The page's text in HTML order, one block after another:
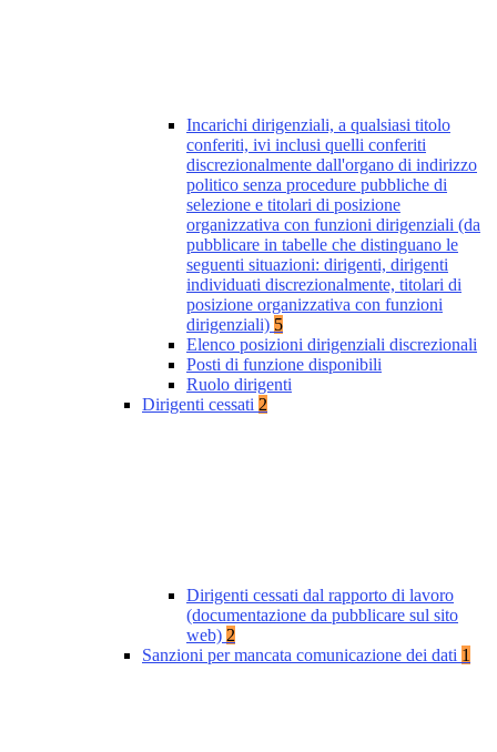
Incarichi dirigenziali, a qualsiasi titolo
conferiti, ivi inclusi quelli conferiti
discrezionalmente dall'organo di indirizzo
politico senza procedure pubbliche di
selezione e titolari di posizione
organizzativa con funzioni dirigenziali (da
pubblicare in tabelle che distinguano le
seguenti situazioni: dirigenti, dirigenti
individuati discrezionalmente, titolari di
posizione organizzativa con funzioni
dirigenziali) 5
Elenco posizioni dirigenziali discrezionali
Posti di funzione disponibili
Ruolo dirigenti
Dirigenti cessati 2
Dirigenti cessati dal rapporto di lavoro
(documentazione da pubblicare sul sito
web) 2
Sanzioni per mancata comunicazione dei dati 1